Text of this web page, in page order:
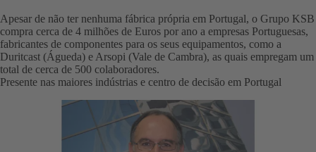
Apesar de não ter nenhuma fábrica própria em Portugal, o Grupo KSB
compra cerca de 4 milhões de Euros por ano a empresas Portuguesas,
fabricantes de componentes para os seus equipamentos, como a
Duritcast (Águeda) e Arsopi (Vale de Cambra), as quais empregam um
total de cerca de 500 colaboradores.
Presente nas maiores indústrias e centro de decisão em Portugal